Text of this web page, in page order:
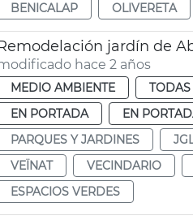
BENICALAP
OLIVERETA
jardín de
hace 2 años
MEDIO AMBIENTE
EN PORTADA
EN
PARQUES Y JARDINES
VEÏNAT
VECINDARIO
ESPACIOS VERDES